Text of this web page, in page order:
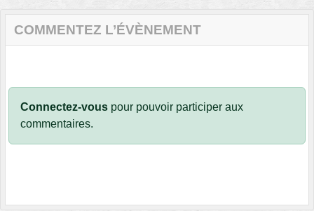
COMMENTEZ L’ÉVÈNEMENT
Connectez-vous pour pouvoir participer aux
commentaires.